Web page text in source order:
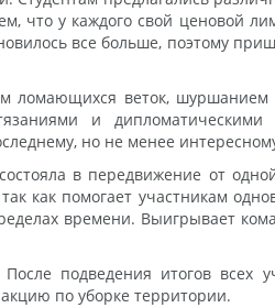
что у каждого свой ценовой
все больше, поэтому
ломающихся веток, шуршанием
и
но не менее
в передвижение от
как помогает участникам
времени. Выигрывает
подведения итогов всех
по уборке территории.